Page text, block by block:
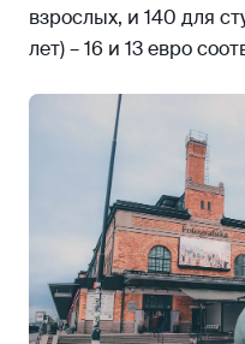
взрослых, и 140 для
лет) – 16 и 13 евро